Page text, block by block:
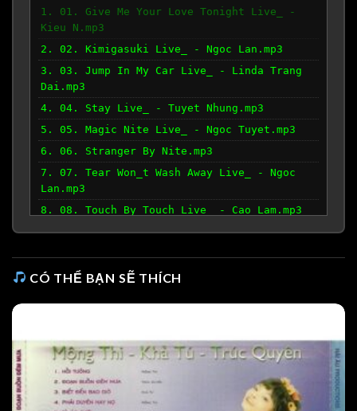
1. 01. Give Me Your Love Tonight Live_ -
Kieu N.mp3
2. 02. Kimigasuki Live_ - Ngoc Lan.mp3
3. 03. Jump In My Car Live_ - Linda Trang
Dai.mp3
4. 04. Stay Live_ - Tuyet Nhung.mp3
5. 05. Magic Nite Live_ - Ngoc Tuyet.mp3
6. 06. Stranger By Nite.mp3
7. 07. Tear Won_t Wash Away Live_ - Ngoc
Lan.mp3
8. 08. Touch By Touch Live_ - Cao Lam.mp3
9. 09. Call Me Up Live_ - Ngoc Huong.mp3
Trang Dai.mp3
CÓ THỂ BẠN SẼ THÍCH